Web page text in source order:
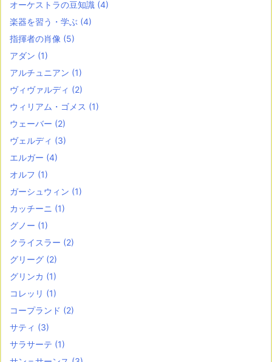
オーケストラの豆知識 (4)
楽器を習う・学ぶ (4)
指揮者の肖像 (5)
アダン (1)
アルチュニアン (1)
ヴィヴァルディ (2)
ウィリアム・ゴメス (1)
ウェーバー (2)
ヴェルディ (3)
エルガー (4)
オルフ (1)
ガーシュウィン (1)
カッチーニ (1)
グノー (1)
クライスラー (2)
グリーグ (2)
グリンカ (1)
コレッリ (1)
コープランド (2)
サティ (3)
サラサーテ (1)